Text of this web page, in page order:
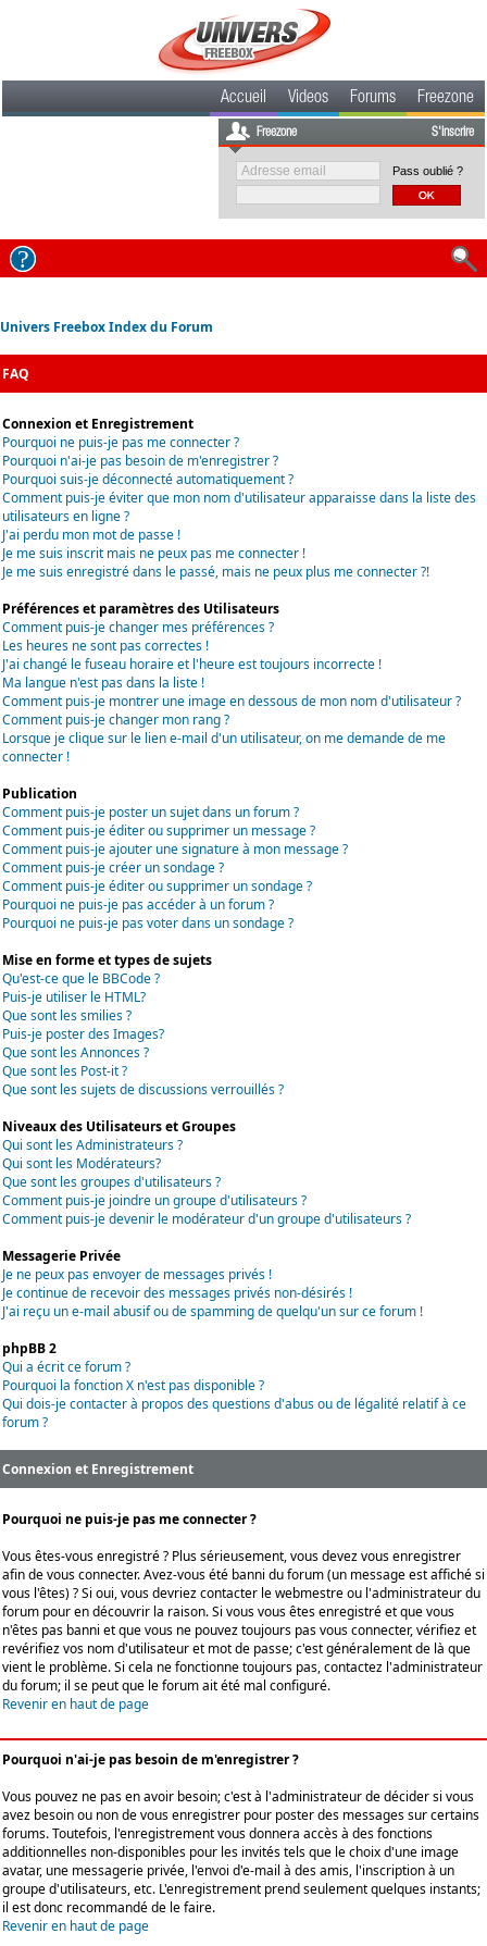
Accueil Videos Forums Freezone
Freezone S'inscrire
Pass oublié ?
Univers Freebox Index du Forum
FAQ
Connexion et Enregistrement
Pourquoi ne puis-je pas me connecter ?
Pourquoi n'ai-je pas besoin de m'enregistrer ?
Pourquoi suis-je déconnecté automatiquement ?
Comment puis-je éviter que mon nom d'utilisateur apparaisse dans la liste des
utilisateurs en ligne ?
J'ai perdu mon mot de passe !
Je me suis inscrit mais ne peux pas me connecter !
Je me suis enregistré dans le passé, mais ne peux plus me connecter ?!
Préférences et paramètres des Utilisateurs
Comment puis-je changer mes préférences ?
Les heures ne sont pas correctes !
J'ai changé le fuseau horaire et l'heure est toujours incorrecte !
Ma langue n'est pas dans la liste !
Comment puis-je montrer une image en dessous de mon nom d'utilisateur ?
Comment puis-je changer mon rang ?
Lorsque je clique sur le lien e-mail d'un utilisateur, on me demande de me
connecter !
Publication
Comment puis-je poster un sujet dans un forum ?
Comment puis-je éditer ou supprimer un message ?
Comment puis-je ajouter une signature à mon message ?
Comment puis-je créer un sondage ?
Comment puis-je éditer ou supprimer un sondage ?
Pourquoi ne puis-je pas accéder à un forum ?
Pourquoi ne puis-je pas voter dans un sondage ?
Mise en forme et types de sujets
Qu'est-ce que le BBCode ?
Puis-je utiliser le HTML?
Que sont les smilies ?
Puis-je poster des Images?
Que sont les Annonces ?
Que sont les Post-it ?
Que sont les sujets de discussions verrouillés ?
Niveaux des Utilisateurs et Groupes
Qui sont les Administrateurs ?
Qui sont les Modérateurs?
Que sont les groupes d'utilisateurs ?
Comment puis-je joindre un groupe d'utilisateurs ?
Comment puis-je devenir le modérateur d'un groupe d'utilisateurs ?
Messagerie Privée
Je ne peux pas envoyer de messages privés !
Je continue de recevoir des messages privés non-désirés !
J'ai reçu un e-mail abusif ou de spamming de quelqu'un sur ce forum !
phpBB 2
Qui a écrit ce forum ?
Pourquoi la fonction X n'est pas disponible ?
Qui dois-je contacter à propos des questions d'abus ou de légalité relatif à ce
forum ?
Connexion et Enregistrement
Pourquoi ne puis-je pas me connecter ?
Vous êtes-vous enregistré ? Plus sérieusement, vous devez vous enregistrer
afin de vous connecter. Avez-vous été banni du forum (un message est affiché si
vous l'êtes) ? Si oui, vous devriez contacter le webmestre ou l'administrateur du
forum pour en découvrir la raison. Si vous vous êtes enregistré et que vous
n'êtes pas banni et que vous ne pouvez toujours pas vous connecter, vérifiez et
revérifiez vos nom d'utilisateur et mot de passe; c'est généralement de là que
vient le problème. Si cela ne fonctionne toujours pas, contactez l'administrateur
du forum; il se peut que le forum ait été mal configuré.
Revenir en haut de page
Pourquoi n'ai-je pas besoin de m'enregistrer ?
Vous pouvez ne pas en avoir besoin; c'est à l'administrateur de décider si vous
avez besoin ou non de vous enregistrer pour poster des messages sur certains
forums. Toutefois, l'enregistrement vous donnera accès à des fonctions
additionnelles non-disponibles pour les invités tels que le choix d'une image
avatar, une messagerie privée, l'envoi d'e-mail à des amis, l'inscription à un
groupe d'utilisateurs, etc. L'enregistrement prend seulement quelques instants;
il est donc recommandé de le faire.
Revenir en haut de page